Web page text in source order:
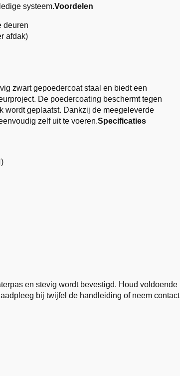
systeem.Voordelen
deuren
afdak)
zwart gepoedercoat staal en biedt een
De poedercoating beschermt tegen
wordt geplaatst. Dankzij de meegeleverde
zelf uit te voeren.Specificaties
en stevig wordt bevestigd. Houd voldoende
bij twijfel de handleiding of neem contact